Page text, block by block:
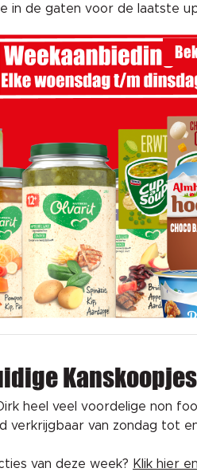
in de gaten voor de laatste
Kanskoopjes
heel veel voordelige non
verkrijgbaar van zondag tot
van deze week? Klik hier